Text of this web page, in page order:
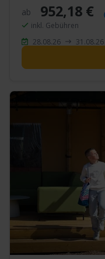
ab 952,18 €
inkl. Gebühren
28.08.26
31.08.26